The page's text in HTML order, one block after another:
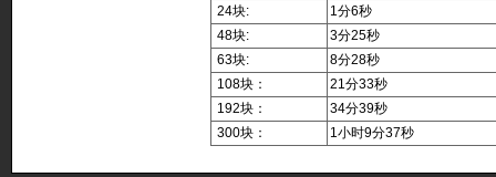
24块:
1分6秒
48块:
3分25秒
63块:
8分28秒
108块：
21分33秒
192块：
34分39秒
300块：
1小时9分37秒